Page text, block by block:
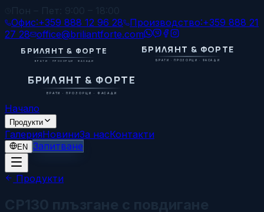
Офис:+359 888 12 96 28 Производство:+359 888 21
27 28 office@briliantforte.com
БРИЛЯНТ & ФОРТЕ
ВРАТИ · ПРОЗОРЦИ · ФАСАДИ
БРИЛЯНТ & ФОРТЕ
ВРАТИ · ПРОЗОРЦИ · ФАСАДИ
БРИЛЯНТ & ФОРТЕ
ВРАТИ · ПРОЗОРЦИ · ФАСАДИ
Начало
Продукти
ГалерияНовиниЗа насКонтакти
EN Запитване
Продукти